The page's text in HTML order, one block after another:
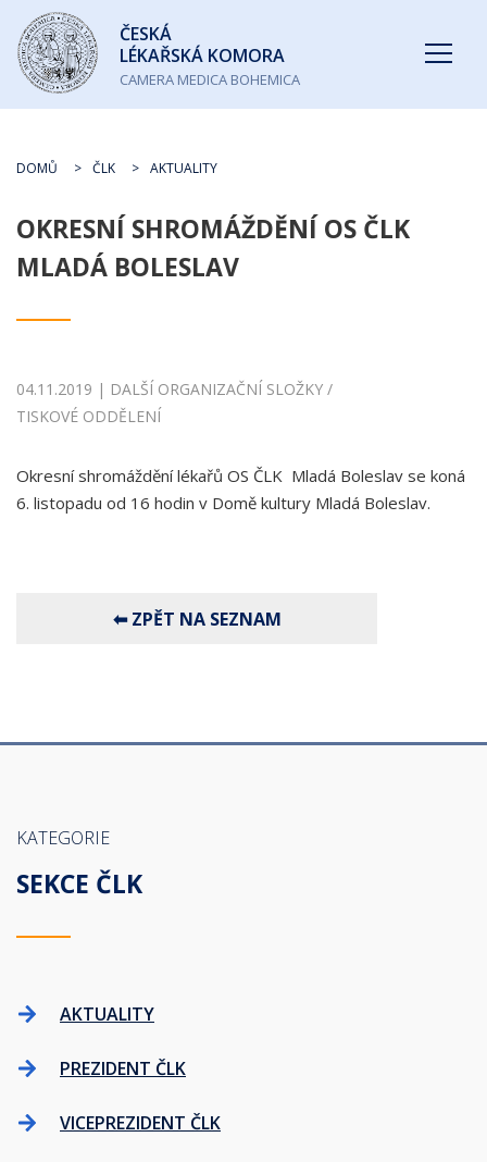
Česká
lékařská
komora
ČESKÁ
LÉKAŘSKÁ KOMORA
CAMERA MEDICA BOHEMICA
DOMŮ ČLK AKTUALITY
OKRESNÍ SHROMÁŽDĚNÍ OS ČLK
MLADÁ BOLESLAV
04.11.2019 | DALŠÍ ORGANIZAČNÍ SLOŽKY /
TISKOVÉ ODDĚLENÍ
Okresní shromáždění lékařů OS ČLK Mladá Boleslav se koná
6. listopadu od 16 hodin v Domě kultury Mladá Boleslav.
KATEGORIE
SEKCE ČLK
AKTUALITY
PREZIDENT ČLK
VICEPREZIDENT ČLK